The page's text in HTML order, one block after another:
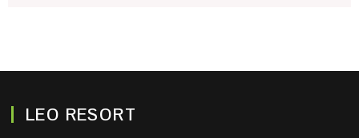
LEO RESORT